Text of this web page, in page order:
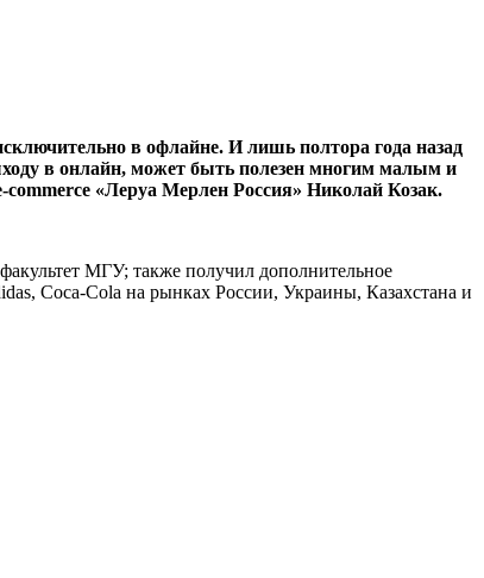
в офлайне. И лишь полтора года назад
в онлайн, может быть полезен многим малым и
commerce «Леруа Мерлен Россия» Николай Козак.
МГУ; также получил дополнительное
Coca-Cola на рынках России, Украины, Казахстана и